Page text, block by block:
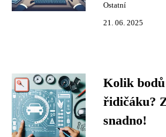
Ostatní
21. 06. 2025
Kolik
řidičáku?
snadno!